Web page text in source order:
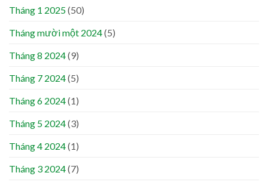
Tháng 1 2025(50)
Tháng mười một 2024(5)
Tháng 8 2024(9)
Tháng 7 2024(5)
Tháng 6 2024(1)
Tháng 5 2024(3)
Tháng 4 2024(1)
Tháng 3 2024(7)